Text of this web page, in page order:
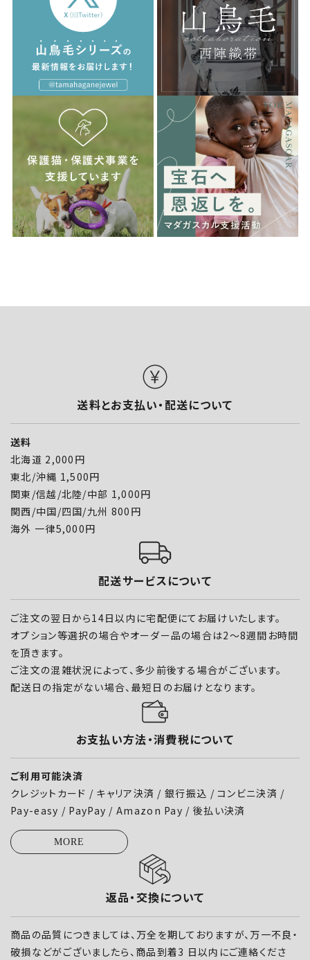
送料とお支払い・配送について
送料
北海道 2,000円
東北/沖縄 1,500円
関東/信越/北陸/中部 1,000円
関西/中国/四国/九州 800円
海外 一律5,000円
配送サービスについて
ご注文の翌日から14日以内に宅配便にてお届けいたします。
オプション等選択の場合やオーダー品の場合は2～8週間お時間
を頂きます。
ご注文の混雑状況によって、多少前後する場合がございます。
配送日の指定がない場合、最短日のお届けとなります。
お支払い方法・消費税について
ご利用可能決済
クレジットカード / キャリア決済 / 銀行振込 / コンビニ決済 /
Pay-easy / PayPay / Amazon Pay / 後払い決済
MORE
返品・交換について
商品の品質につきましては、万全を期しておりますが、万一不良・
破損などがございましたら、商品到着3 日以内にご連絡くださ